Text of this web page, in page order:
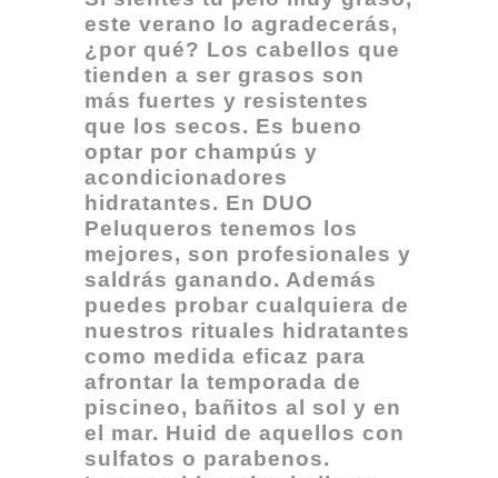
este verano lo agradecerás,
¿por qué? Los cabellos que
tienden a ser grasos son
más fuertes y resistentes
que los secos. Es bueno
optar por champús y
acondicionadores
hidratantes. En DUO
Peluqueros tenemos los
mejores, son profesionales y
saldrás ganando. Además
puedes probar cualquiera de
nuestros rituales hidratantes
como medida eficaz para
afrontar la temporada de
piscineo, bañitos al sol y en
el mar. Huid de aquellos con
sulfatos o parabenos.